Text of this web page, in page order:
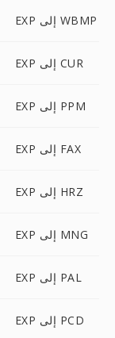
EXP إلى WBMP
EXP إلى CUR
EXP إلى PPM
EXP إلى FAX
EXP إلى HRZ
EXP إلى MNG
EXP إلى PAL
EXP إلى PCD